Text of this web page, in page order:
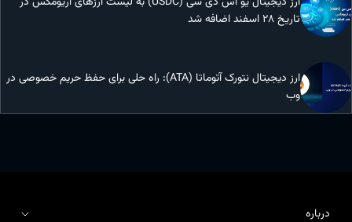
تاریخ 28 اسفند اضافه شد
ارز دیجیتال نتورک آتوماتا (ATA): راه حلی برای حفظ حریم خصوصی در
وب
درباره